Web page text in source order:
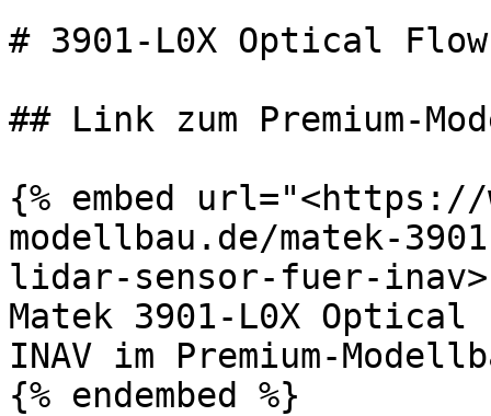
# 3901-L0X Optical
## Link zum Premium-
{% embed url="<https://
modellbau.de/matek-
lidar-sensor-fuer-
Matek 3901-L0X
INAV im Premium-
{% endembed %}